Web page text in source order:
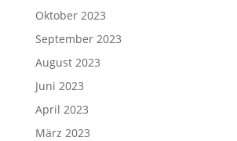
Oktober 2023
September 2023
August 2023
Juni 2023
April 2023
März 2023